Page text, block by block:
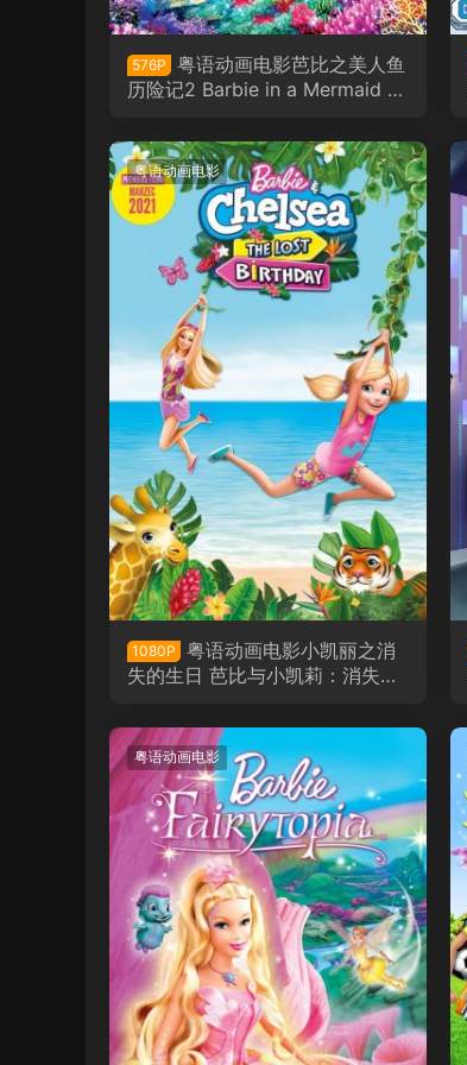
576P
粤语动画电影芭比之美人鱼
历险记2 Barbie in a Mermaid T
粤语动画电影
1080P
粤语动画电影小凯丽之消
失的生日 芭比与小凯莉：消失的
粤语动画电影